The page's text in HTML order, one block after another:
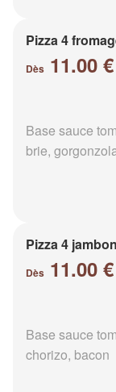
Pizza 4
Dès 11.00 €
Base sauce
brie,
Pizza 4
Dès 11.00 €
Base sauce
chorizo, bacon